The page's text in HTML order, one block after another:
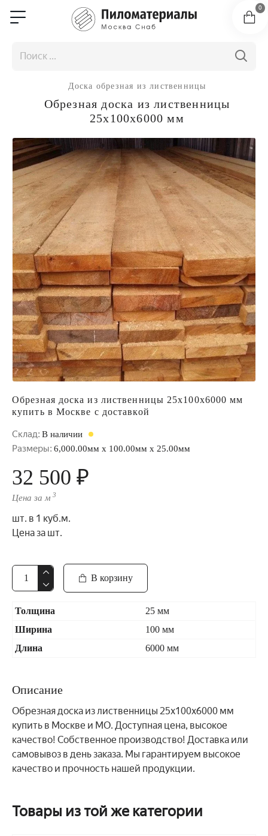
0
Доска обрезная из лиственницы
Обрезная доска из лиственницы
25x100x6000 мм
Обрезная доска из лиственницы 25x100x6000 мм
купить в Москве с доставкой
Склад: В наличии
Размеры: 6,000.00мм x 100.00мм x 25.00мм
32 500 ₽
В корзину
Цена за м 3
шт. в 1 куб.м.
Цена за шт.
Толщина
25 мм
Ширина
100 мм
Длина
6000 мм
Описание
Обрезная доска из лиственницы 25x100x6000 мм
купить в Москве и МО. Доступная цена, высокое
качество! Собственное производство! Доставка или
самовывоз в день заказа. Мы гарантируем высокое
качество и прочность нашей продукции.
Товары из той же категории